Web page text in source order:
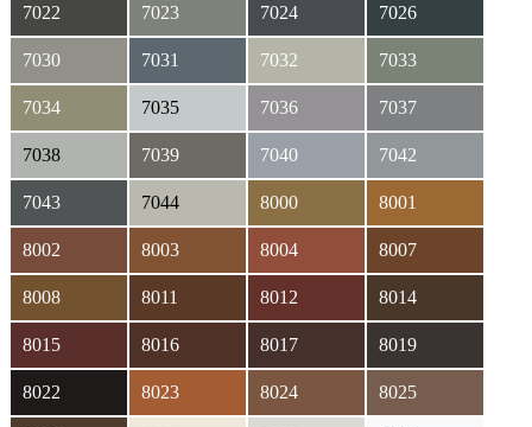
7022 7023 7024 7026
7030 7031 7032 7033
7034 7035 7036 7037
7038 7039 7040 7042
7043 7044 8000 8001
8002 8003 8004 8007
8008 8011 8012 8014
8015 8016 8017 8019
8022 8023 8024 8025